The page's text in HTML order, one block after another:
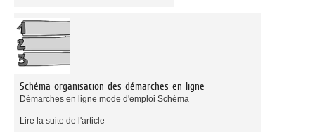
Schéma organisation des démarches en ligne
Démarches en ligne mode d'emploi Schéma
Lire la suite de l'article